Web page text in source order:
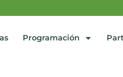
Programación